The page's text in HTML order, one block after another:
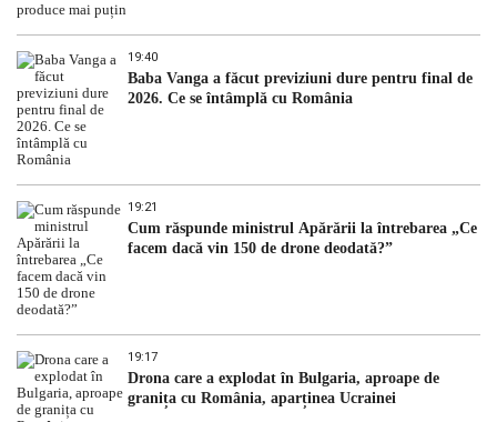
19:40
Baba Vanga a făcut previziuni dure pentru final de
2026. Ce se întâmplă cu România
19:21
Cum răspunde ministrul Apărării la întrebarea „Ce
facem dacă vin 150 de drone deodată?”
19:17
Drona care a explodat în Bulgaria, aproape de
granița cu România, aparținea Ucrainei